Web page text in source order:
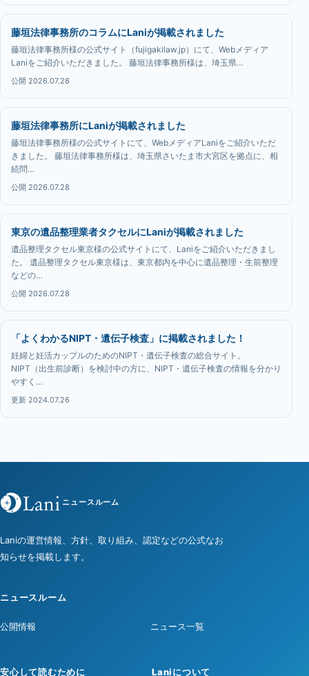
藤垣法律事務所のコラムにLaniが掲載されました
藤垣法律事務所様の公式サイト（fujigakilaw.jp）にて、Webメディア
Laniをご紹介いただきました。 藤垣法律事務所様は、埼玉県…
公開 2026.07.28
藤垣法律事務所にLaniが掲載されました
藤垣法律事務所様の公式サイトにて、WebメディアLaniをご紹介いただ
きました。 藤垣法律事務所様は、埼玉県さいたま市大宮区を拠点に、相
続問…
公開 2026.07.28
東京の遺品整理業者タクセルにLaniが掲載されました
遺品整理タクセル東京様の公式サイトにて、Laniをご紹介いただきまし
た。 遺品整理タクセル東京様は、東京都内を中心に遺品整理・生前整理
などの…
公開 2026.07.28
「よくわかるNIPT・遺伝子検査」に掲載されました！
妊婦と妊活カップルのためのNIPT・遺伝子検査の総合サイト。
NIPT（出生前診断）を検討中の方に、NIPT・遺伝子検査の情報を分かり
やすく…
更新 2024.07.26
ニュースルーム
Laniの運営情報、方針、取り組み、認定などの公式なお
知らせを掲載します。
ニュースルーム
公開情報 ニュース一覧
安心して読むために Laniについて